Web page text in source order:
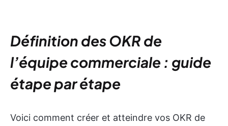
Définition des OKR de
l’équipe commerciale : guide
étape par étape
Voici comment créer et atteindre vos OKR de